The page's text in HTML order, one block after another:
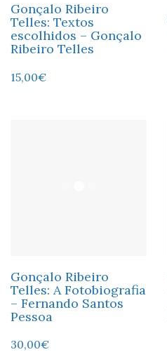
Gonçalo Ribeiro
Telles: Textos
escolhidos – Gonçalo
Ribeiro Telles
15,00€
Gonçalo Ribeiro
Telles: A Fotobiografia
– Fernando Santos
Pessoa
30,00€